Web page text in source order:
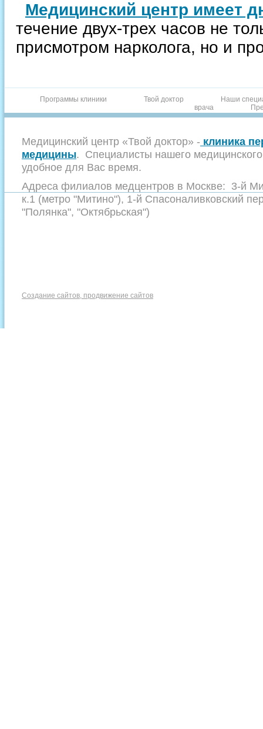
Медицинский центр имеет
течение двух-трех часов не
присмотром нарколога, но и
Программы клиники Твой доктор
Наши
врача
Медицинский центр «Твой доктор» - клиника
медицины. Специалисты нашего
удобное для Вас время.
Адреса филиалов медцентров в Москве: 3-й
к.1 (метро "Митино"), 1-й Спасоналивковский
"Полянка", "Октябрьская")
Создание сайтов, продвижение сайтов